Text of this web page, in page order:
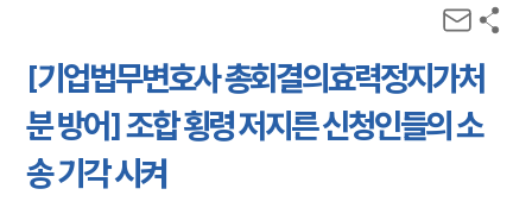
[기업법무변호사 총회결의효력정지가처
분 방어] 조합 횡령 저지른 신청인들의 소
송 기각 시켜